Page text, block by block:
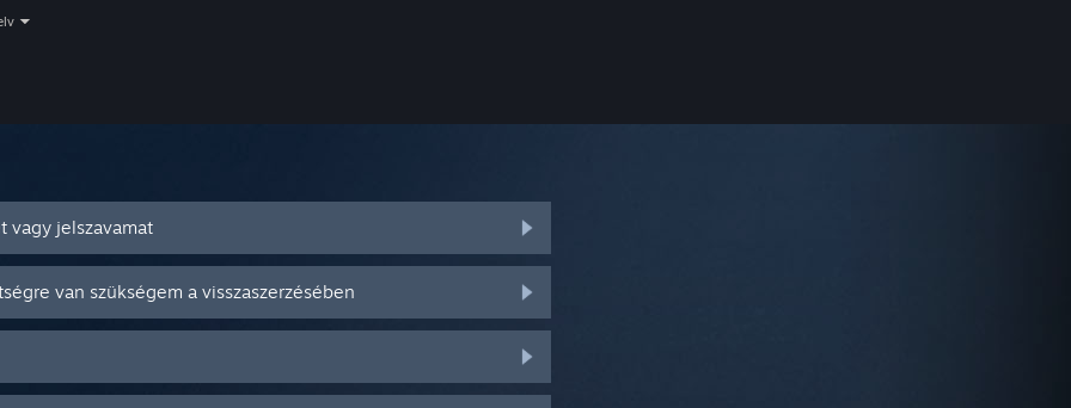
vagy jelszavamat
van szükségem a visszaszerzésében